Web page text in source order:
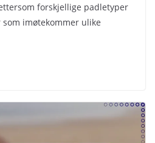
forskjellige padletyper
imøtekommer ulike